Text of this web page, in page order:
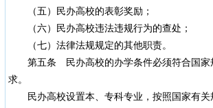
（五）民办高校的表彰奖励；
（六）民办高校违法违规行为的查处；
（七）法律法规规定的其他职责。
第五条 民办高校的办学条件必须符合国家
求。
民办高校设置本、专科专业，按照国家有关